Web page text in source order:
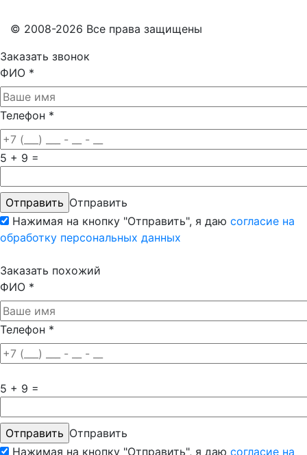
© 2008-2026 Все права защищены
Заказать звонок
ФИО *
Телефон *
5 + 9 =
Отправить
Нажимая на кнопку "Отправить", я даю согласие на
обработку персональных данных
Заказать похожий
ФИО *
Телефон *
5 + 9 =
Отправить
Нажимая на кнопку "Отправить", я даю согласие на